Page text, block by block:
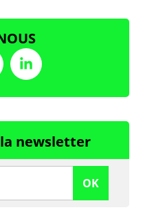
newsletter
OK